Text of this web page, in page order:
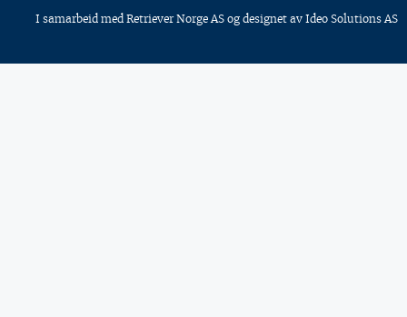
I samarbeid med Retriever Norge AS og designet av Ideo Solutions AS